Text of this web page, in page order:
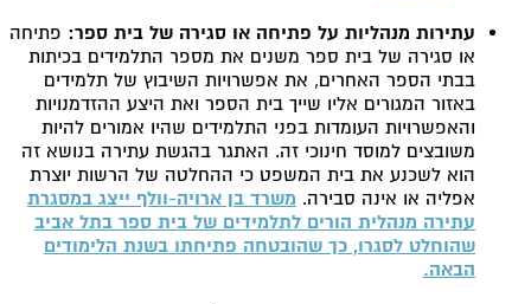
עתירות מנהליות על פתיחה או סגירה של בית ספר: פתיחה
או סגירה של בית ספר משנים את מספר התלמידים בכיתות
בבתי הספר האחרים, את אפשרויות השיבוץ של תלמידים
באזור המגורים אליו שייך בית הספר ואת היצע ההזדמנויות
והאפשרויות העומדות בפני התלמידים שהיו אמורים להיות
משובצים למוסד חינוכי זה. האתגר בהגשת עתירה בנושא זה
הוא לשכנע את בית המשפט כי ההחלטה של הרשות יוצרת
אפליה או אינה סבירה. משרד בן ארויה-וולף ייצג במסגרת
עתירה מנהלית הורים לתלמידים של בית ספר בתל אביב
שהוחלט לסגרו, כך שהובטחה פתיחתו בשנת הלימודים
הבאה.